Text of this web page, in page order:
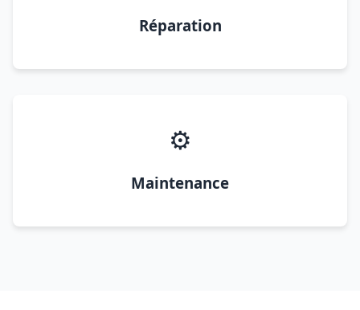
Réparation
⚙️
Maintenance